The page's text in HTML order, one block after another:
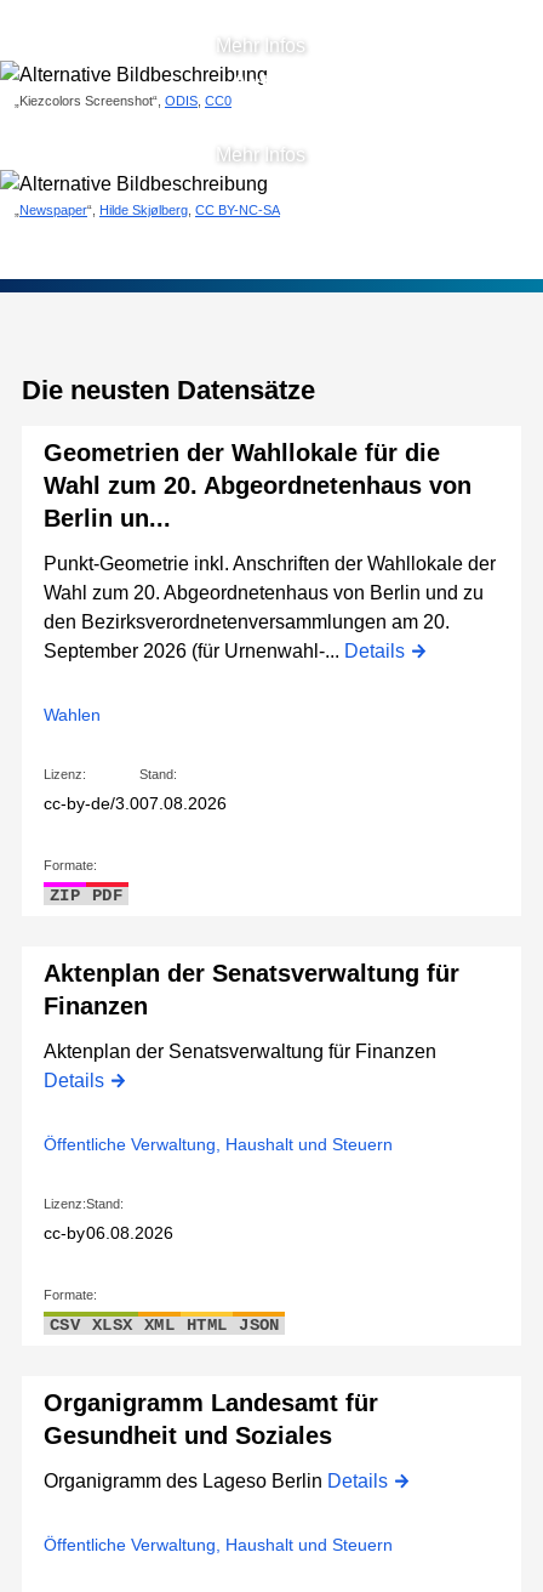
Mehr Infos
„Kiezcolors Screenshot“, ODIS CC0
Artikel
Mehr Infos
Newspaper“, Hilde Skjølberg CC BY-NC-SA
Die neusten Datensätze
Geometrien der Wahllokale für die
Wahl zum 20. Abgeordnetenhaus von
Berlin un...
Punkt-Geometrie inkl. Anschriften der Wahllokale der
Wahl zum 20. Abgeordnetenhaus von Berlin und zu
den Bezirksverordnetenversammlungen am 20.
September 2026 (für Urnenwahl-... Details
Wahlen
Lizenz:
cc-by-de/3.0
Stand:
07.08.2026
Formate:
ZIP PDF
Aktenplan der Senatsverwaltung für
Finanzen
Aktenplan der Senatsverwaltung für Finanzen
Details
Öffentliche Verwaltung, Haushalt und Steuern
Lizenz:
cc-by
Stand:
06.08.2026
Formate:
CSV XLSX XML HTML JSON
Organigramm Landesamt für
Gesundheit und Soziales
Organigramm des Lageso Berlin Details
Öffentliche Verwaltung, Haushalt und Steuern